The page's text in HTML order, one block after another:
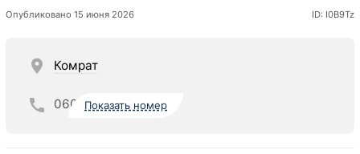
Опубликовано 15 июня 2026 ID: I0B9Tz
Комрат
060 Показать номер